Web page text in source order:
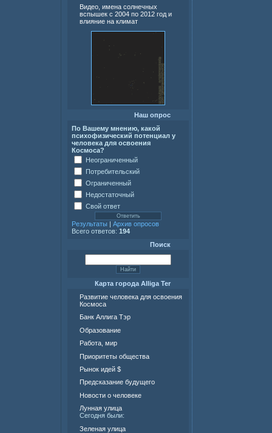
Видео, имена солнечных
вспышек с 2004 по 2012 год и
влияние на климат
Наш опрос
По Вашему мнению, какой
психофизический потенциал у
человека для освоения
Космоса?
Неограниченный
Потребительский
Ограниченный
Недостаточный
Свой ответ
Результаты | Архив опросов
Всего ответов: 194
Поиск
Карта города Alliga Ter
Развитие человека для освоения
Космоса
Банк Аллига Тэр
Образование
Работа, мир
Приоритеты общества
Рынок идей $
Предсказание будущего
Новости о человеке
Лунная улица
Сегодня были:
Зеленая улица